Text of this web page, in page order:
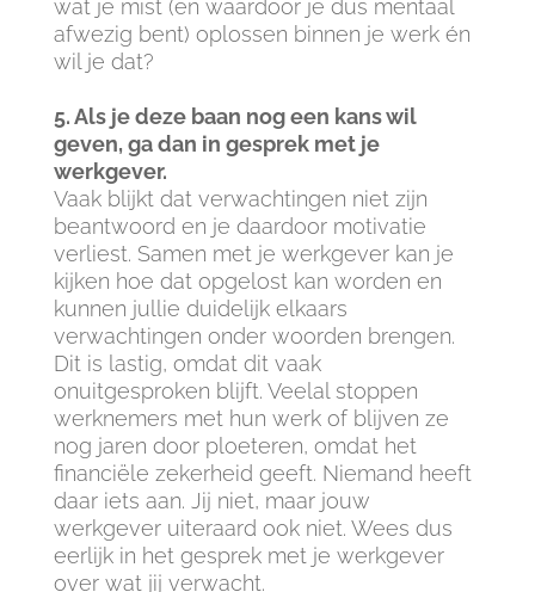
wat je mist (en waardoor je dus mentaal
afwezig bent) oplossen binnen je werk én
wil je dat?
5. Als je deze baan nog een kans wil
geven, ga dan in gesprek met je
werkgever.
Vaak blijkt dat verwachtingen niet zijn
beantwoord en je daardoor motivatie
verliest. Samen met je werkgever kan je
kijken hoe dat opgelost kan worden en
kunnen jullie duidelijk elkaars
verwachtingen onder woorden brengen.
Dit is lastig, omdat dit vaak
onuitgesproken blijft. Veelal stoppen
werknemers met hun werk of blijven ze
nog jaren door ploeteren, omdat het
financiële zekerheid geeft. Niemand heeft
daar iets aan. Jij niet, maar jouw
werkgever uiteraard ook niet. Wees dus
eerlijk in het gesprek met je werkgever
over wat jij verwacht.